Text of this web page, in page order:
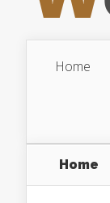
Home
Home